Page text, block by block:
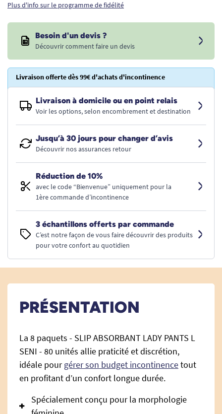
Plus d'info sur le programme de fidélité
Besoin d'un devis ?
Découvrir comment faire un devis
Livraison offerte dès 99€ d'achats d'incontinence
Livraison à domicile ou en point relais
Voir les options, selon encombrement et destination
Jusqu’à 30 jours pour changer d’avis
Découvrir nos assurances retour
Réduction de 10%
avec le code “Bienvenue” uniquement pour la
1ère commande d’incontinence
3 échantillons offerts par commande
C’est notre façon de vous faire découvrir des produits
pour votre confort au quotidien
PRÉSENTATION
La 8 paquets - SLIP ABSORBANT LADY PANTS L
SENI - 80 unités allie praticité et discrétion,
idéale pourgérer son budget incontinencetout
en profitant d’un confort longue durée.
Spécialement conçu pour la morphologie